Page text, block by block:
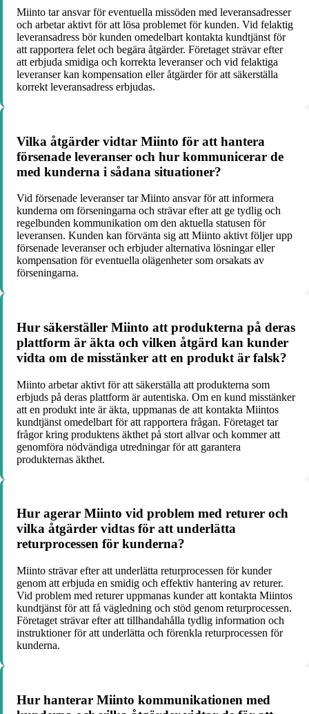
Miinto tar ansvar för eventuella missöden med leveransadresser
och arbetar aktivt för att lösa problemet för kunden. Vid felaktig
leveransadress bör kunden omedelbart kontakta kundtjänst för
att rapportera felet och begära åtgärder. Företaget strävar efter
att erbjuda smidiga och korrekta leveranser och vid felaktiga
leveranser kan kompensation eller åtgärder för att säkerställa
korrekt leveransadress erbjudas.
Vilka åtgärder vidtar Miinto för att hantera
försenade leveranser och hur kommunicerar de
med kunderna i sådana situationer?
Vid försenade leveranser tar Miinto ansvar för att informera
kunderna om förseningarna och strävar efter att ge tydlig och
regelbunden kommunikation om den aktuella statusen för
leveransen. Kunden kan förvänta sig att Miinto aktivt följer upp
försenade leveranser och erbjuder alternativa lösningar eller
kompensation för eventuella olägenheter som orsakats av
förseningarna.
Hur säkerställer Miinto att produkterna på deras
plattform är äkta och vilken åtgärd kan kunder
vidta om de misstänker att en produkt är falsk?
Miinto arbetar aktivt för att säkerställa att produkterna som
erbjuds på deras plattform är autentiska. Om en kund misstänker
att en produkt inte är äkta, uppmanas de att kontakta Miintos
kundtjänst omedelbart för att rapportera frågan. Företaget tar
frågor kring produktens äkthet på stort allvar och kommer att
genomföra nödvändiga utredningar för att garantera
produkternas äkthet.
Hur agerar Miinto vid problem med returer och
vilka åtgärder vidtas för att underlätta
returprocessen för kunderna?
Miinto strävar efter att underlätta returprocessen för kunder
genom att erbjuda en smidig och effektiv hantering av returer.
Vid problem med returer uppmanas kunder att kontakta Miintos
kundtjänst för att få vägledning och stöd genom returprocessen.
Företaget strävar efter att tillhandahålla tydlig information och
instruktioner för att underlätta och förenkla returprocessen för
kunderna.
Hur hanterar Miinto kommunikationen med